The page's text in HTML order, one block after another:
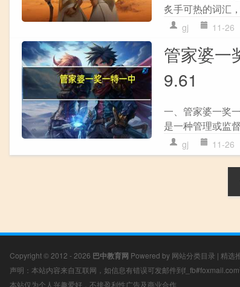
炙手可热的词汇
gj 11-26
管家婆一
9.61
一、管家婆一奖
是一种管理或监
gj 11-26
Copyright © 2012 - 2026 巴中教育网 Powered by 网站分类目录 | 精选
声明：本站内容来自互联网，如信息有错误可发邮件到
本站仅为个人兴趣爱好，不接盈利性广告及商业合作